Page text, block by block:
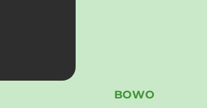
BOWO